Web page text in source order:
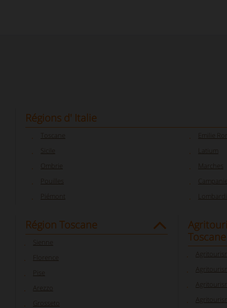
Régions d' Italie
Toscane
Sicile
Ombrie
Pouilles
Piémont
Emilie
Latium
Marches
Campanie
Région Toscane
Sienne
Florence
Pise
Arezzo
Grosseto
Toscane